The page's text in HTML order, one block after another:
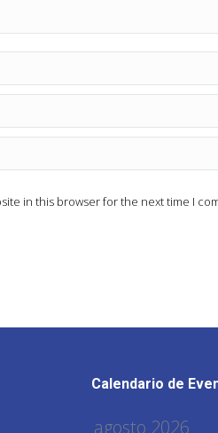
in this browser for the next time I
Calendario de